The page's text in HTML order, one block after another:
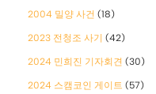
2004 밀양 사건 (18)
2023 전청조 사기 (42)
2024 민희진 기자회견 (30)
2024 스캠코인 게이트 (57)